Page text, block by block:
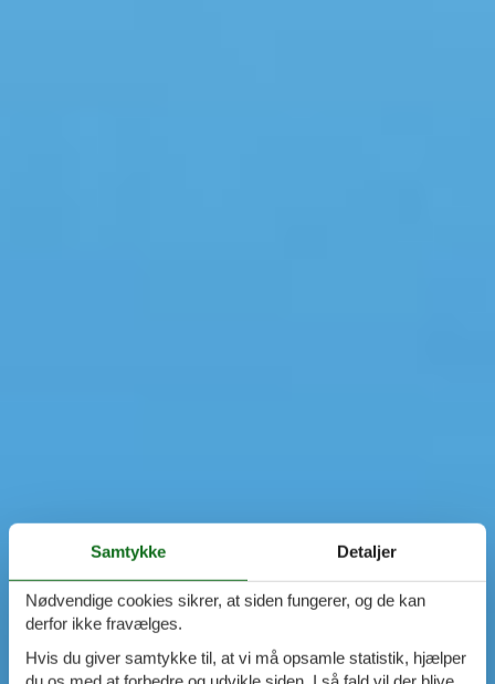
Samtykke Detaljer
Nødvendige cookies sikrer, at siden fungerer, og de kan
derfor ikke fravælges.
Hvis du giver samtykke til, at vi må opsamle statistik, hjælper